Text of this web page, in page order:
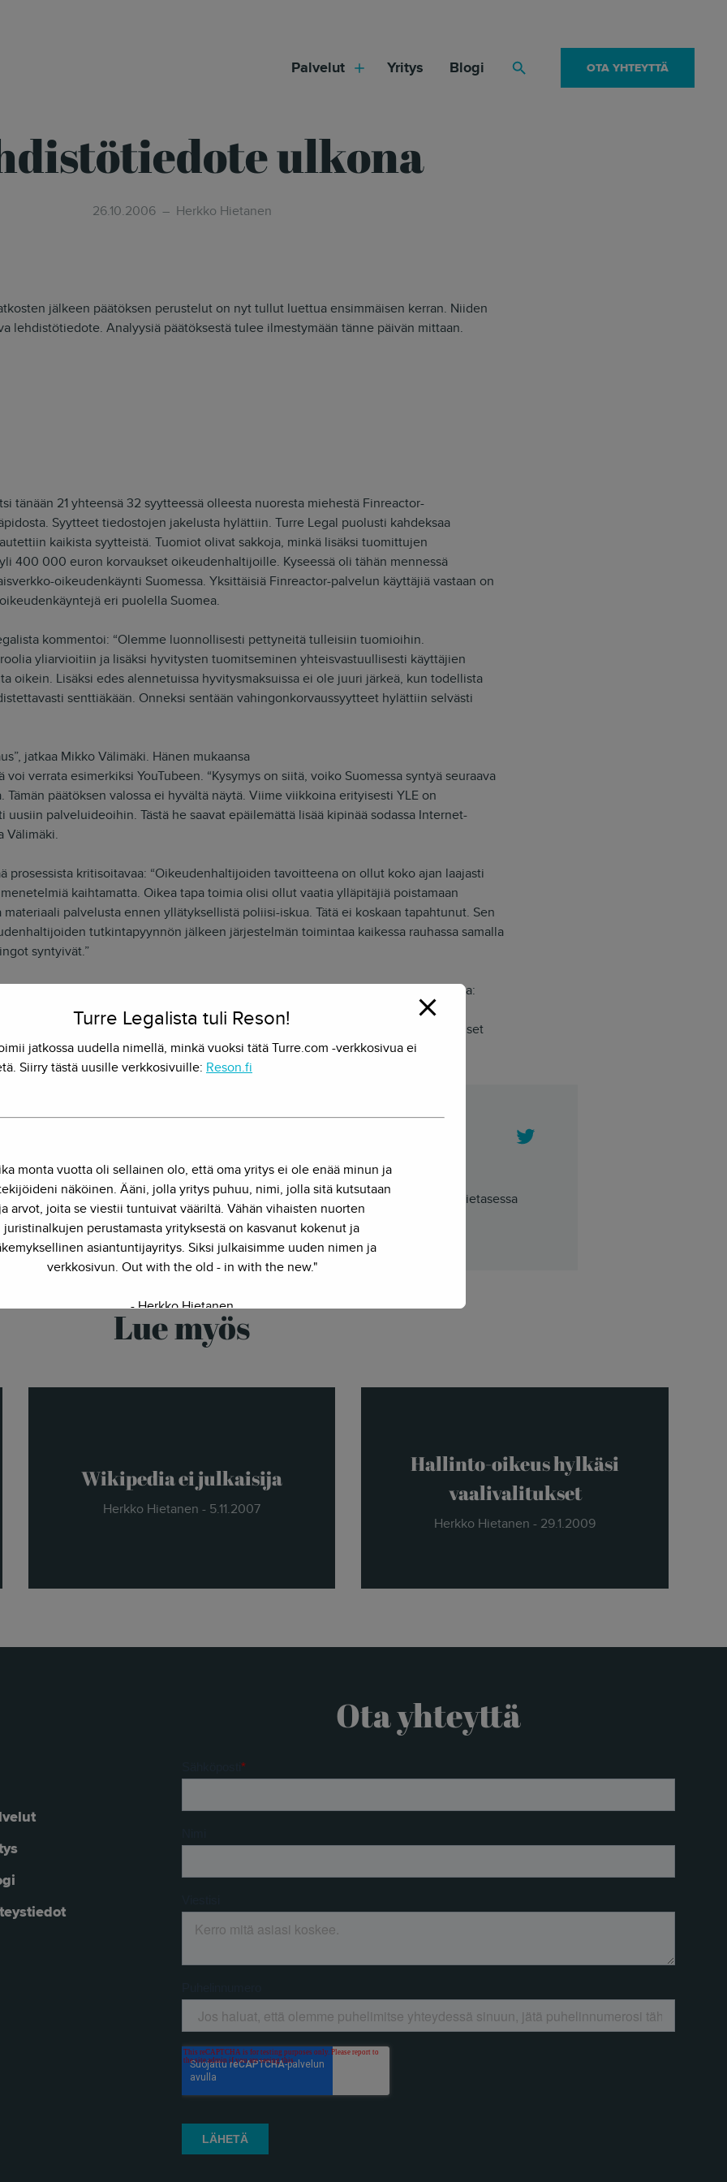
Palvelut Yritys Blogi OTA YHTEYTTÄ
ulkona
26.10.2006 Herkko Hietanen
jälkeen päätöksen perustelut on nyt tullut luettua ensimmäisen kerran. Niiden
lehdistötiedote. Analyysiä päätöksestä tulee ilmestymään tänne päivän mittaan.
tänään 21 yhteensä 32 syytteessä olleesta nuoresta miehestä Finreactor-
Syytteet tiedostojen jakelusta hylättiin. Turre Legal puolusti kahdeksaa
kaikista syytteistä. Tuomiot olivat sakkoja, minkä lisäksi tuomittujen
400 000 euron korvaukset oikeudenhaltijoille. Kyseessä oli tähän mennessä
oikeudenkäynti Suomessa. Yksittäisiä Finreactor-palvelun käyttäjiä vastaan on
eri puolella Suomea.
kommentoi: “Olemme luonnollisesti pettyneitä tulleisiin tuomioihin.
yliarvioitiin ja lisäksi hyvitysten tuomitseminen yhteisvastuullisesti käyttäjien
oikein. Lisäksi edes alennetuissa hyvitysmaksuissa ei ole juuri järkeä, kun todellista
senttiäkään. Onneksi sentään vahingonkorvaussyytteet hylättiin selvästi
jatkaa Mikko Välimäki. Hänen mukaansa
verrata esimerkiksi YouTubeen. “Kysymys on siitä, voiko Suomessa syntyä seuraava
päätöksen valossa ei hyvältä näytä. Viime viikkoina erityisesti YLE on
palveluideoihin. Tästä he saavat epäilemättä lisää kipinää sodassa Internet-
Välimäki.
prosessista kritisoitavaa: “Oikeudenhaltijoiden tavoitteena on ollut koko ajan laajasti
kaihtamatta. Oikea tapa toimia olisi ollut vaatia ylläpitäjiä poistamaan
palvelusta ennen yllätyksellistä poliisi-iskua. Tätä ei koskaan tapahtunut. Sen
tutkintapyynnön jälkeen järjestelmän toimintaa kaikessa rauhassa samalla
syntyivät.”
valittamaan tuomittujen osalta hovioikeuteen”, lisää Oksanen ja jatkaa:
olikin poikkeuksellisen laajasti perusteltu, siinä tulkittiin voimassa olevaa
väärin – laki ei nykymuodossaan tunne välillistä vastuuta siitä, mitä yksittäiset
startup-oikeus
juristi olla myös palvelumuotoilija, ohjelmistokehittäjä ja kauppatieteilijä. Herkko Hietasessa
monitieteisyys yhdessä paketissa.
Lue myös
Wikipedia ei julkaisija
Herkko Hietanen - 5.11.2007
Hallinto-oikeus hylkäsi
vaalivalitukset
Herkko Hietanen - 29.1.2009
Ota yhteyttä
Turre Legalista tuli Reson!
jatkossa uudella nimellä, minkä vuoksi tätä Turre.com -verkkosivua ei
Siirry tästä uusille verkkosivuille: Reson.fi
monta vuotta oli sellainen olo, että oma yritys ei ole enää minun ja
näköinen. Ääni, jolla yritys puhuu, nimi, jolla sitä kutsutaan
ja arvot, joita se viestii tuntuivat vääriltä. Vähän vihaisten nuorten
juristinalkujen perustamasta yrityksestä on kasvanut kokenut ja
asiantuntijayritys. Siksi julkaisimme uuden nimen ja
verkkosivun. Out with the old - in with the new."
- Herkko Hietanen